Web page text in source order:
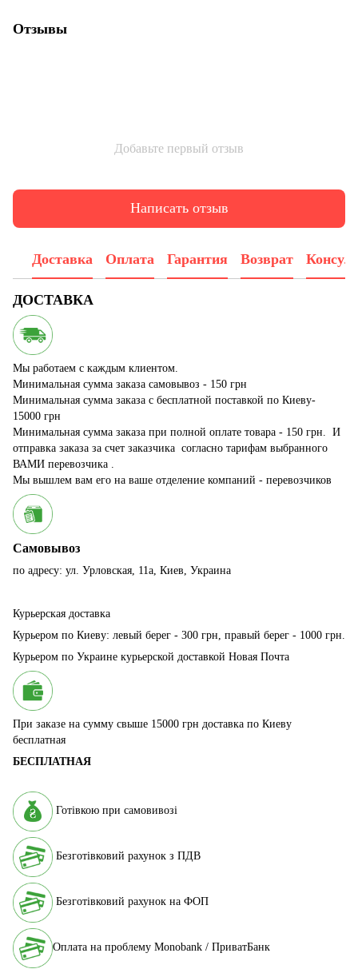
Отзывы
Добавьте первый отзыв
Написать отзыв
Доставка Оплата Гарантия Возврат
ДОСТАВКА
Мы работаем с каждым клиентом.
Минимальная сумма заказа самовывоз - 150 грн
Минимальная сумма заказа с бесплатной поставкой по Киеву-
15000 грн
Минимальная сумма заказа при полной оплате товара - 150 грн. И
отправка заказа за счет заказчика согласно тарифам выбранного
ВАМИ перевозчика .
Мы вышлем вам его на ваше отделение компаний - перевозчиков
Самовывоз
по адресу: ул. Урловская, 11а, Киев, Украина
Курьерская доставка
Курьером по Киеву: левый берег - 300 грн, правый берег - 1000 грн.
Курьером по Украине курьерской доставкой Новая Почта
При заказе на сумму свыше 15000 грн доставка по Киеву
бесплатная
БЕСПЛАТНАЯ
Готівкою при самовивозі
Безготівковий рахунок з ПДВ
Безготівковий рахунок на ФОП
Оплата на проблему Monobank / ПриватБанк